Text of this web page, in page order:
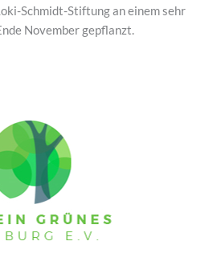
Schmidt-Stiftung an einem sehr
November gepflanzt.